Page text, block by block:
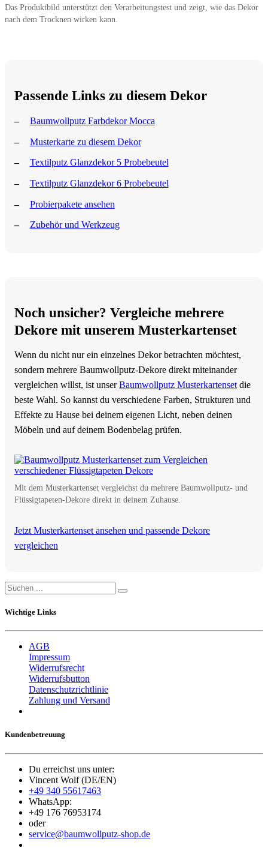
Das Produktbild unterstützt den Verarbeitungstest und zeigt, wie das Dekor
nach dem Trocknen wirken kann.
Passende Links zu diesem Dekor
Baumwollputz Farbdekor Mocca
Musterkarte zu diesem Dekor
Textilputz Glanzdekor 5 Probebeutel
Textilputz Glanzdekor 6 Probebeutel
Probierpakete ansehen
Zubehör und Werkzeug
Noch unsicher? Vergleiche mehrere
Dekore mit unserem Musterkartenset
Wenn du nicht nur ein einzelnes Dekor betrachten möchtest,
sondern mehrere Baumwollputz-Dekore direkt miteinander
vergleichen willst, ist unserBaumwollputz Musterkartensetdie
beste Wahl. So kannst du verschiedene Farben, Strukturen und
Effekte zu Hause bei deinem eigenen Licht, neben deinen
Möbeln und auf deinem Bodenbelag prüfen.
Mit dem Musterkartenset vergleichst du mehrere Baumwollputz- und
Flüssigtapeten-Dekore direkt in deinem Zuhause.
Jetzt Musterkartenset ansehen und passende Dekore
vergleichen
Wichtige Links
AGB
Impressum
Widerrufsrecht
Widerrufsbutton
Datenschutzrichtlinie
Zahlung und Versand
Kundenbetreuung
Du erreichst uns unter:
Vincent Wolf (DE/EN)
+49 340 55617463
WhatsApp:
+49 176 76953174
oder
service@baumwollputz-shop.de